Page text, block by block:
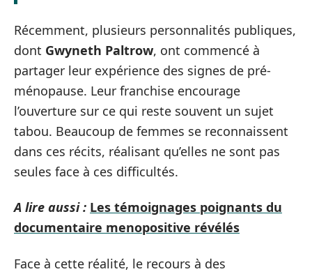
Récemment, plusieurs personnalités publiques,
dont Gwyneth Paltrow, ont commencé à
partager leur expérience des signes de pré-
ménopause. Leur franchise encourage
l’ouverture sur ce qui reste souvent un sujet
tabou. Beaucoup de femmes se reconnaissent
dans ces récits, réalisant qu’elles ne sont pas
seules face à ces difficultés.
A lire aussi : Les témoignages poignants du
documentaire menopositive révélés
Face à cette réalité, le recours à des